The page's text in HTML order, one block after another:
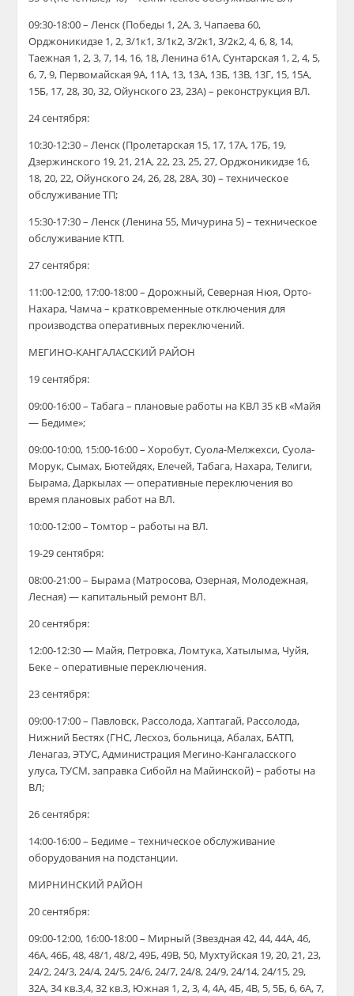
09:30-18:00 – Ленск (Победы 1, 2А, 3, Чапаева 60,
Орджоникидзе 1, 2, 3/1к1, 3/1к2, 3/2к1, 3/2к2, 4, 6, 8, 14,
Таежная 1, 2, 3, 7, 14, 16, 18, Ленина 61А, Сунтарская 1, 2, 4, 5,
6, 7, 9, Первомайская 9А, 11А, 13, 13А, 13Б, 13В, 13Г, 15, 15А,
15Б, 17, 28, 30, 32, Ойунского 23, 23А) – реконструкция ВЛ.
24 сентября:
10:30-12:30 – Ленск (Пролетарская 15, 17, 17А, 17Б, 19,
Дзержинского 19, 21, 21А, 22, 23, 25, 27, Орджоникидзе 16,
18, 20, 22, Ойунского 24, 26, 28, 28А, 30) – техническое
обслуживание ТП;
15:30-17:30 – Ленск (Ленина 55, Мичурина 5) – техническое
обслуживание КТП.
27 сентября:
11:00-12:00, 17:00-18:00 – Дорожный, Северная Нюя, Орто-
Нахара, Чамча – кратковременные отключения для
производства оперативных переключений.
МЕГИНО-КАНГАЛАССКИЙ РАЙОН
19 сентября:
09:00-16:00 – Табага – плановые работы на КВЛ 35 кВ «Майя
— Бедиме»;
09:00-10:00, 15:00-16:00 – Хоробут, Суола-Мелжехси, Суола-
Морук, Сымах, Бютейдях, Елечей, Табага, Нахара, Телиги,
Бырама, Даркылах — оперативные переключения во
время плановых работ на ВЛ.
10:00-12:00 – Томтор – работы на ВЛ.
19-29 сентября:
08:00-21:00 – Бырама (Матросова, Озерная, Молодежная,
Лесная) — капитальный ремонт ВЛ.
20 сентября:
12:00-12:30 — Майя, Петровка, Ломтука, Хатылыма, Чуйя,
Беке – оперативные переключения.
23 сентября:
09:00-17:00 – Павловск, Рассолода, Хаптагай, Рассолода,
Нижний Бестях (ГНС, Лесхоз, больница, Абалах, БАТП,
Ленагаз, ЭТУС, Администрация Мегино-Кангаласского
улуса, ТУСМ, заправка Сибойл на Майинской) – работы на
ВЛ;
26 сентября:
14:00-16:00 – Бедиме – техническое обслуживание
оборудования на подстанции.
МИРНИНСКИЙ РАЙОН
20 сентября:
09:00-12:00, 16:00-18:00 – Мирный (Звездная 42, 44, 44А, 46,
46А, 46Б, 48, 48/1, 48/2, 49Б, 49В, 50, Мухтуйская 19, 20, 21, 23,
24/2, 24/3, 24/4, 24/5, 24/6, 24/7, 24/8, 24/9, 24/14, 24/15, 29,
32А, 34 кв.3,4, 32 кв.3, Южная 1, 2, 3, 4, 4А, 4Б, 4В, 5, 5Б, 6, 6А, 7,